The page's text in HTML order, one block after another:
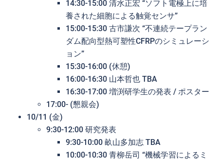
14:30-15:00 清水正宏 “ソフト電極上に培
養された細胞による触覚センサ”
15:00-15:30 古市謙次 “不連続テープラン
ダム配向型熱可塑性CFRPのシミュレーシ
ョン”
15:30-16:00 (休憩)
16:00-16:30 山本哲也 TBA
16:30-17:00 増渕研学生の発表 / ポスター
17:00- (懇親会)
10/11 (金)
9:30-12:00 研究発表
9:30-10:00 畝山多加志 TBA
10:00-10:30 青柳岳司 “機械学習によるミ